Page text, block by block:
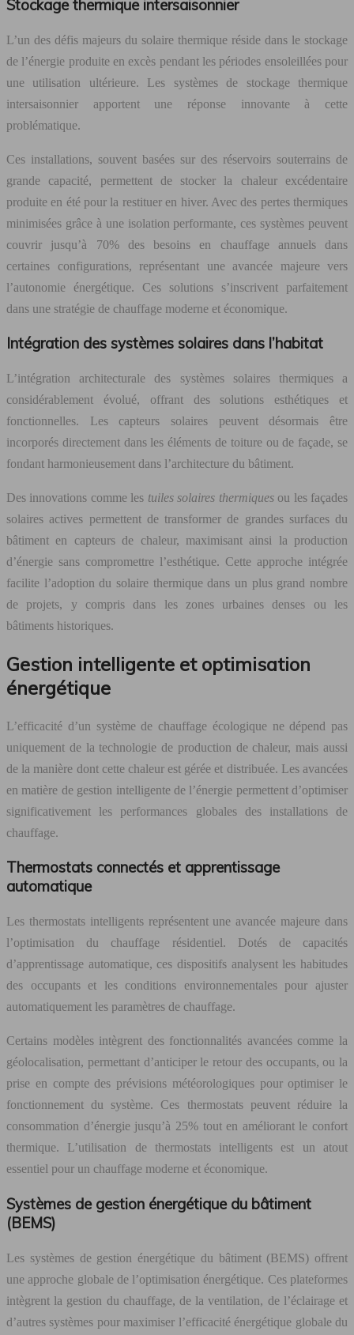
Stockage thermique intersaisonnier
L’un des défis majeurs du solaire thermique réside dans le stockage
de l’énergie produite en excès pendant les périodes ensoleillées pour
une utilisation ultérieure. Les systèmes de stockage thermique
intersaisonnier apportent une réponse innovante à cette
problématique.
Ces installations, souvent basées sur des réservoirs souterrains de
grande capacité, permettent de stocker la chaleur excédentaire
produite en été pour la restituer en hiver. Avec des pertes thermiques
minimisées grâce à une isolation performante, ces systèmes peuvent
couvrir jusqu’à 70% des besoins en chauffage annuels dans
certaines configurations, représentant une avancée majeure vers
l’autonomie énergétique. Ces solutions s’inscrivent parfaitement
dans une stratégie de chauffage moderne et économique.
Intégration des systèmes solaires dans l’habitat
L’intégration architecturale des systèmes solaires thermiques a
considérablement évolué, offrant des solutions esthétiques et
fonctionnelles. Les capteurs solaires peuvent désormais être
incorporés directement dans les éléments de toiture ou de façade, se
fondant harmonieusement dans l’architecture du bâtiment.
Des innovations comme les tuiles solaires thermiquesou les façades
solaires actives permettent de transformer de grandes surfaces du
bâtiment en capteurs de chaleur, maximisant ainsi la production
d’énergie sans compromettre l’esthétique. Cette approche intégrée
facilite l’adoption du solaire thermique dans un plus grand nombre
de projets, y compris dans les zones urbaines denses ou les
bâtiments historiques.
Gestion intelligente et optimisation
énergétique
L’efficacité d’un système de chauffage écologique ne dépend pas
uniquement de la technologie de production de chaleur, mais aussi
de la manière dont cette chaleur est gérée et distribuée. Les avancées
en matière de gestion intelligente de l’énergie permettent d’optimiser
significativement les performances globales des installations de
chauffage.
Thermostats connectés et apprentissage
automatique
Les thermostats intelligents représentent une avancée majeure dans
l’optimisation du chauffage résidentiel. Dotés de capacités
d’apprentissage automatique, ces dispositifs analysent les habitudes
des occupants et les conditions environnementales pour ajuster
automatiquement les paramètres de chauffage.
Certains modèles intègrent des fonctionnalités avancées comme la
géolocalisation, permettant d’anticiper le retour des occupants, ou la
prise en compte des prévisions météorologiques pour optimiser le
fonctionnement du système. Ces thermostats peuvent réduire la
consommation d’énergie jusqu’à 25% tout en améliorant le confort
thermique. L’utilisation de thermostats intelligents est un atout
essentiel pour un chauffage moderne et économique.
Systèmes de gestion énergétique du bâtiment
(BEMS)
Les systèmes de gestion énergétique du bâtiment (BEMS) offrent
une approche globale de l’optimisation énergétique. Ces plateformes
intègrent la gestion du chauffage, de la ventilation, de l’éclairage et
d’autres systèmes pour maximiser l’efficacité énergétique globale du